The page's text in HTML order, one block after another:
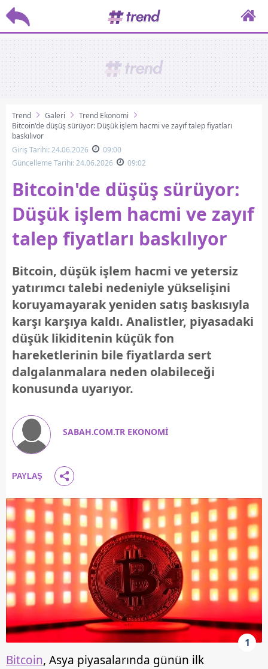
Trend Galeri
Trend Ekonomi
Bitcoin'de düşüş sürüyor: Düşük işlem hacmi ve zayıf talep fiyatları
baskılıyor
Giriş Tarihi: 24.06.2026
09:00
Güncelleme Tarihi: 24.06.2026
09:02
Bitcoin'de düşüş sürüyor:
Düşük işlem hacmi ve zayıf
talep fiyatları baskılıyor
Bitcoin, düşük işlem hacmi ve yetersiz
yatırımcı talebi nedeniyle yükselişini
koruyamayarak yeniden satış baskısıyla
karşı karşıya kaldı. Analistler, piyasadaki
düşük likiditenin küçük fon
hareketlerinin bile fiyatlarda sert
dalgalanmalara neden olabileceği
konusunda uyarıyor.
SABAH.COM.TR EKONOMİ
PAYLAŞ
1
Bitcoin, Asya piyasalarında günün ilk